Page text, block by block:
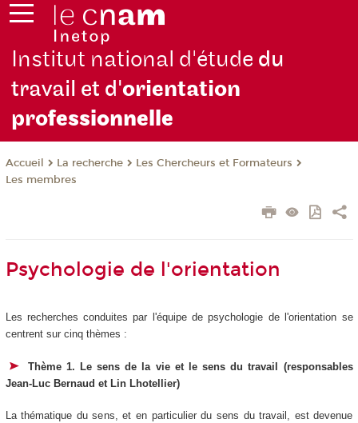
Institut national d'étude du
travail et d'orientation
professionnelle
Accueil La recherche
Les Chercheurs et Formateurs
Les membres
Psychologie de l'orientation
Les recherches conduites par l'équipe de psychologie de l'orientation se
centrent sur cinq thèmes :
Thème 1. Le sens de la vie et le sens du travail (responsables
Jean-Luc Bernaud et Lin Lhotellier)
La thématique du sens, et en particulier du sens du travail, est devenue